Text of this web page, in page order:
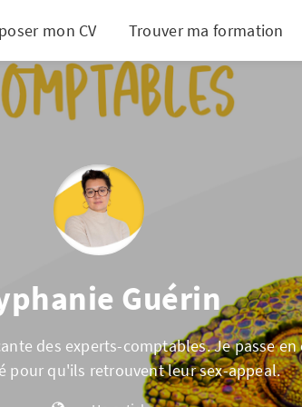
mon CV Trouver ma formation
Guérin
des experts-comptables. Je passe
pour qu'ils retrouvent leur sex-appeal.